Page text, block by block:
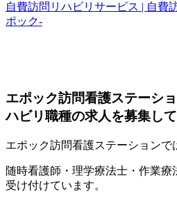
自費訪問リハビリサービス | 自費
ポック-
エポック訪問看護ステーシ
ハビリ職種の求人を募集し
エポック訪問看護ステーションで
随時看護師・理学療法士・作業
受け付けています。